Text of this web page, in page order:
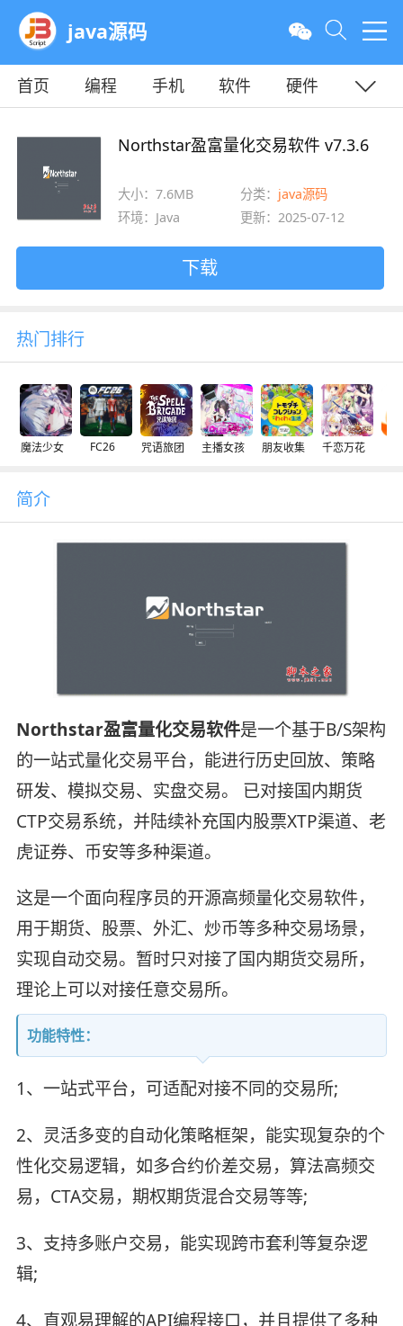
java源码
首页 编程 手机 软件
硬件
Northstar盈富量化交易软件 v7.3.6
大小：7.6MB 分类： java源码
环境：Java
更新：2025-07-12
下载
热门排行
魔法少女 FC26 咒语旅团 主播女孩 朋友收集 千恋万花
简介
Northstar盈富量化交易软件是一个基于B/S架构
的一站式量化交易平台，能进行历史回放、策略
研发、模拟交易、实盘交易。 已对接国内期货
CTP交易系统，并陆续补充国内股票XTP渠道、老
虎证券、币安等多种渠道。
这是一个面向程序员的开源高频量化交易软件，
用于期货、股票、外汇、炒币等多种交易场景，
实现自动交易。暂时只对接了国内期货交易所，
理论上可以对接任意交易所。
功能特性：
1、一站式平台，可适配对接不同的交易所;
2、灵活多变的自动化策略框架，能实现复杂的个
性化交易逻辑，如多合约价差交易，算法高频交
易，CTA交易，期权期货混合交易等等;
3、支持多账户交易，能实现跨市套利等复杂逻
辑;
4、直观易理解的API编程接口，并且提供了多种